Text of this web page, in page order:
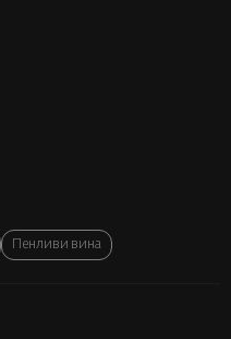
Пенливи вина